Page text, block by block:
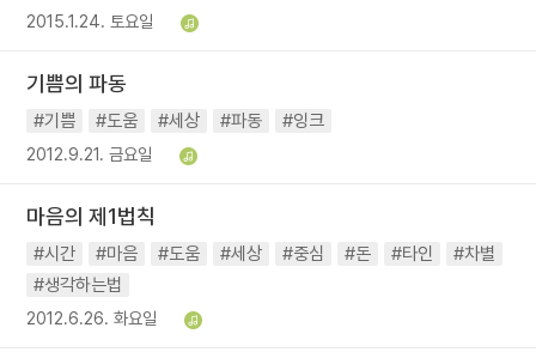
2015.1.24. 토요일
기쁨의 파동
#기쁨 #도움 #세상 #파동 #잉크
2012.9.21. 금요일
마음의 제1법칙
#시간 #마음 #도움 #세상 #중심 #돈 #타인
#차별
#생각하는법
2012.6.26. 화요일